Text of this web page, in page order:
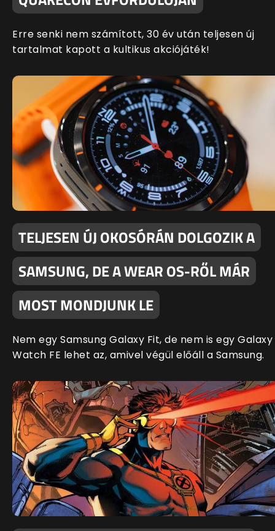
Erre senki nem számított, 30 év után teljesen új
tartalmat kapott a kultikus akciójáték!
TELJESEN ÚJ OKOSÓRÁN DOLGOZIK A
SAMSUNG, DE A WEAR OS-RŐL MÁR
MOST MONDJUNK LE
Nem egy Samsung Galaxy Fit, de nem is egy Galaxy
Watch FE lehet az, amivel végül előáll a Samsung.